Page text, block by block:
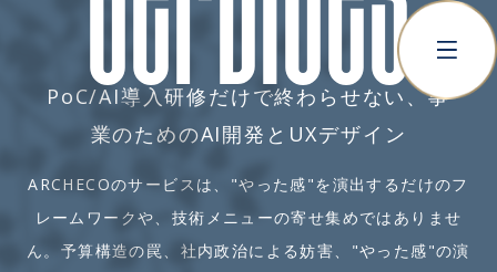
PoC/AI導入研修だけで終わらせない、事
業のためのAI開発とUXデザイン
ARCHECOのサービスは、"やった感"を演出するだけのフ
レームワークや、技術メニューの寄せ集めではありませ
ん。予算構造の罠、社内政治による妨害、"やった感"の演